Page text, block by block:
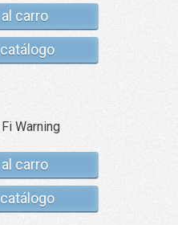
carro
carro